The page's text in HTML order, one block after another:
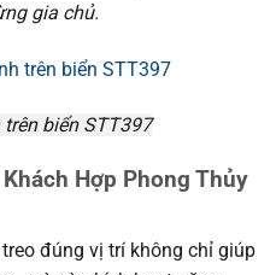
gia chủ.
biển STT397
Hợp Phong Thủy
đúng vị trí không chỉ giúp